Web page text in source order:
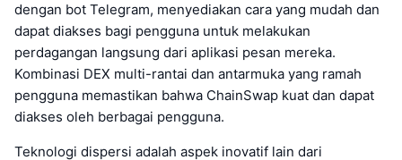
dengan bot Telegram, menyediakan cara yang mudah dan
dapat diakses bagi pengguna untuk melakukan
perdagangan langsung dari aplikasi pesan mereka.
Kombinasi DEX multi-rantai dan antarmuka yang ramah
pengguna memastikan bahwa ChainSwap kuat dan dapat
diakses oleh berbagai pengguna.
Teknologi dispersi adalah aspek inovatif lain dari